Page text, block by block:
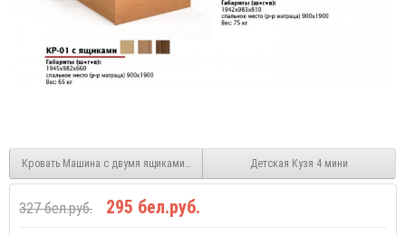
Кровать Машина с двумя ящиками 1600/1900 Детская Кузя 4 мини
327 бел.руб. 295 бел.руб.